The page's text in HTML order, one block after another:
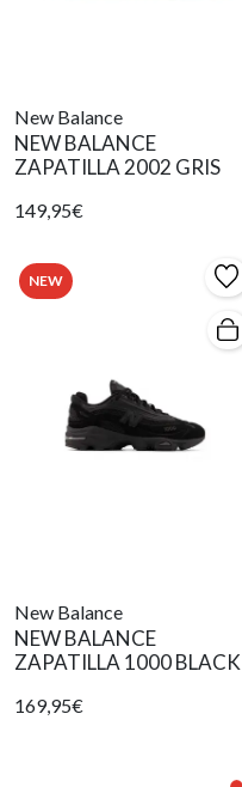
New Balance
NEW BALANCE
ZAPATILLA 2002 GRIS
149,95€
NEW
New Balance
NEW BALANCE
ZAPATILLA 1000 BLACK
169,95€